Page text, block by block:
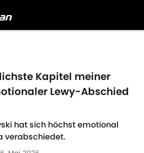
Kapitel meiner
Lewy-Abschied
hat sich höchst emotional
verabschiedet.